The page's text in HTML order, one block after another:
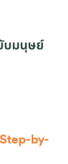
บมนุษย์
by-